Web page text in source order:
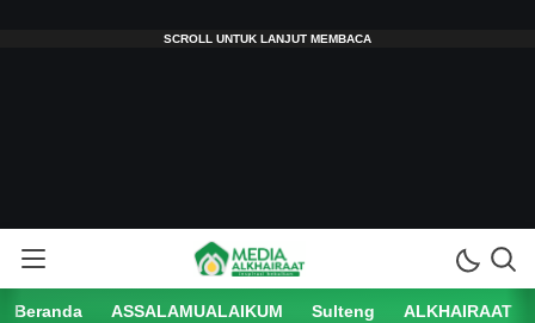
Beranda ASSALAMUALAIKUM Sulteng ALKHAIRAAT